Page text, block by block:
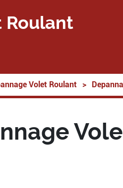
Roulant
Volet Roulant >